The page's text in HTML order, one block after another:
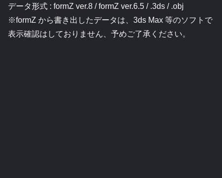
データ形式 : formZ ver.8 / formZ ver.6.5 / .3ds / .obj
※formZ から書き出したデータは、3ds Max 等のソフトで
表示確認はしておりません、予めご了承ください。